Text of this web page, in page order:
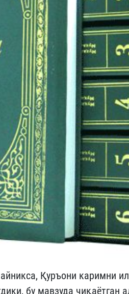
Қуръони каримни
бу мавзуда чиқаётган